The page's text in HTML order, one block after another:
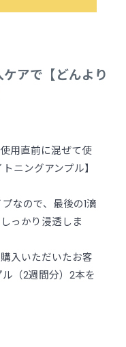
アで【どんより
用直前に混ぜて使
ニングアンプル】
なので、最後の1滴
っかり浸透しま
入いただいたお客
（2週間分）2本を